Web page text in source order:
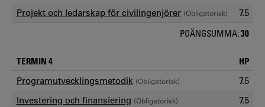
Projekt och ledarskap för civilingenjörer (Obligatorisk) 7.5
POÄNGSUMMA:30
TERMIN 4 HP
Programutvecklingsmetodik (Obligatorisk)
7.5
Investering och finansiering (Obligatorisk)
7.5